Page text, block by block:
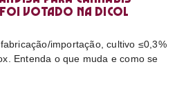
votado na Dicol
importação, cultivo ≤0,3%
Entenda o que muda e como se